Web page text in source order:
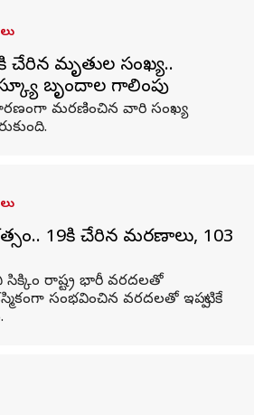
చేరిన మృతుల సంఖ్య..
బృందాల గాలింపు
మరణించిన వారి సంఖ్య
19కి చేరిన మరణాలు, 103
రాష్ట్ర భారీ వరదలతో
సంభవించిన వరదలతో ఇప్పటికే